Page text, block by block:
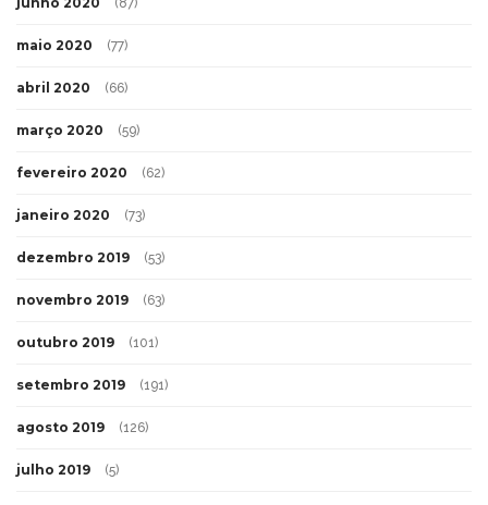
(87)
maio 2020 (77)
abril 2020 (66)
março 2020 (59)
fevereiro 2020 (62)
janeiro 2020 (73)
dezembro 2019 (53)
novembro 2019 (63)
outubro 2019 (101)
setembro 2019 (191)
agosto 2019 (126)
julho 2019 (5)